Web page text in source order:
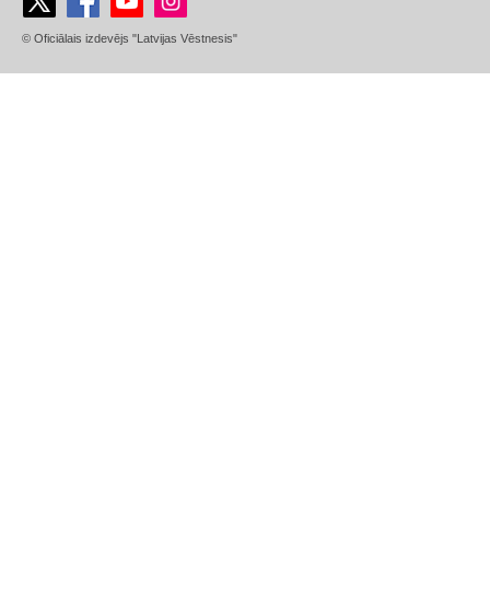
© Oficiālais izdevējs "Latvijas Vēstnesis"